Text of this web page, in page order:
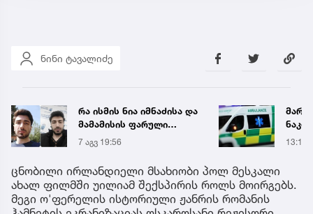
ნინი ტავალიძე
რა ისმის ნია იმნაძისა და
მამამისის ფარული
ჩანაწერიდან - გიგა
ავალიანის მკვლელობის
საქმე
7 აგვ 19:56 13:15
ცნობილი ირლანდიელი მსახიობი პოლ მესკალი
ახალ ფილმში უილიამ შექსპირის როლს მოირგებს.
მეგი ო'ფერელის ისტორიული ჟანრის რომანის